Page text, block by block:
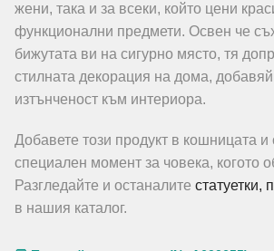
жени, така и за всеки, който цени
функционални предмети. Освен че
бижутата ви на сигурно място, тя
стилната декорация на дома,
изтънченост към интериора.
Добавете този продукт в кошницата и
специален момент за човека, когото
Разгледайте и останалите статуетки,
в нашия каталог.